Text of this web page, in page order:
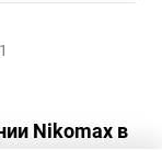
1
Nikomax в